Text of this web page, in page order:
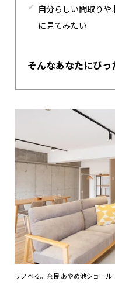
自分らしい間取り
に見てみたい
そんなあなたにぴっ
リノベる。奈良 あやめ池ショール